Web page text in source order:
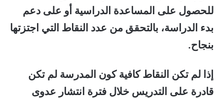
للحصول على المساعدة الدراسية أو على دعم
بدء الدراسة، بالتحقق من عدد النقاط التي اجتزتها
بنجاح.
إذا لم تكن النقاط كافية كون المدرسة لم تكن
قادرة على التدريس خلال فترة انتشار عدوى